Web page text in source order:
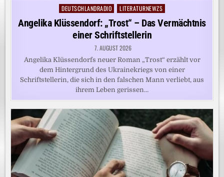
Posted
in
DEUTSCHLANDRADIO LITERATURNEWZS
Angelika Klüssendorf: „Trost“ – Das Vermächtnis
einer Schriftstellerin
7. AUGUST 2026
Angelika Klüssendorfs neuer Roman „Trost“ erzählt vor
dem Hintergrund des Ukrainekriegs von einer
Schriftstellerin, die sich in den falschen Mann verliebt, aus
ihrem Leben gerissen…